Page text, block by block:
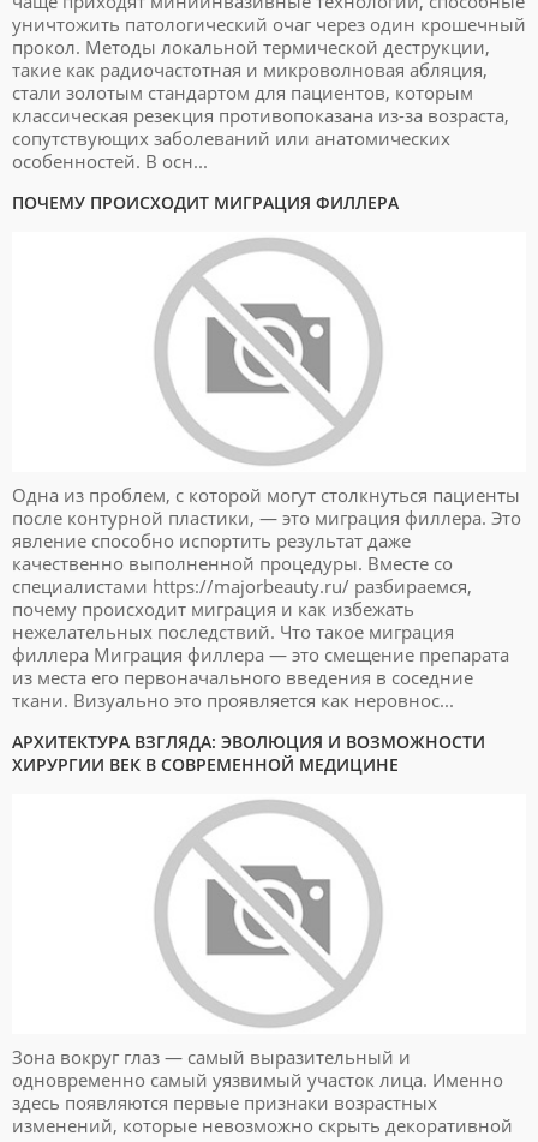
уничтожить патологический очаг через один крошечный
прокол. Методы локальной термической деструкции,
такие как радиочастотная и микроволновая абляция,
стали золотым стандартом для пациентов, которым
классическая резекция противопоказана из-за возраста,
сопутствующих заболеваний или анатомических
особенностей. В осн...
ПОЧЕМУ ПРОИСХОДИТ МИГРАЦИЯ ФИЛЛЕРА
Одна из проблем, с которой могут столкнуться пациенты
после контурной пластики, — это миграция филлера. Это
явление способно испортить результат даже
качественно выполненной процедуры. Вместе со
специалистами https://majorbeauty.ru/ разбираемся,
почему происходит миграция и как избежать
нежелательных последствий. Что такое миграция
филлера Миграция филлера — это смещение препарата
из места его первоначального введения в соседние
ткани. Визуально это проявляется как неровнос...
АРХИТЕКТУРА ВЗГЛЯДА: ЭВОЛЮЦИЯ И ВОЗМОЖНОСТИ
ХИРУРГИИ ВЕК В СОВРЕМЕННОЙ МЕДИЦИНЕ
Зона вокруг глаз — самый выразительный и
одновременно самый уязвимый участок лица. Именно
здесь появляются первые признаки возрастных
изменений, которые невозможно скрыть декоративной